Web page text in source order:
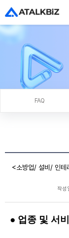
FAQ
<소방업/ 설비/ 인테
작성
● 업종 및 서